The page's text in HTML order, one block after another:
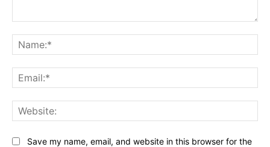
Save my name, email, and website in this browser for the